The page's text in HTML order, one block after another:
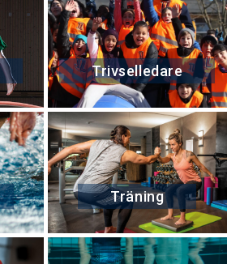
Trivselledare
Träning